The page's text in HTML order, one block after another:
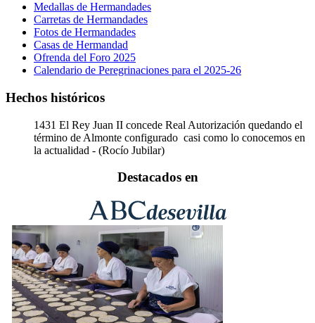
Medallas de Hermandades
Carretas de Hermandades
Fotos de Hermandades
Casas de Hermandad
Ofrenda del Foro 2025
Calendario de Peregrinaciones para el 2025-26
Hechos históricos
1431 El Rey Juan II concede Real Autorización quedando el
término de Almonte configurado casi como lo conocemos en
la actualidad - (Rocío Jubilar)
Destacados en